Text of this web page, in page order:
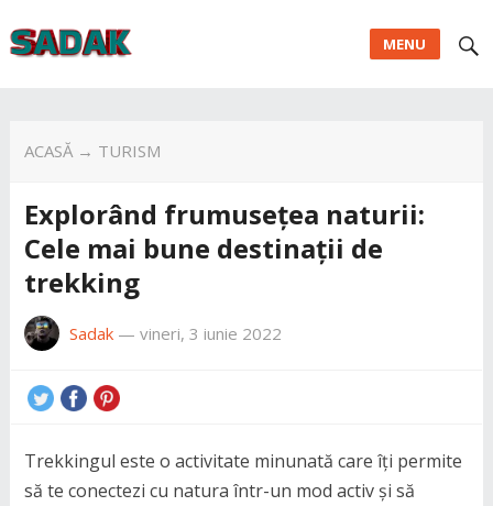
MENU
ACASĂ→ TURISM
Explorând frumusețea naturii:
Cele mai bune destinații de
trekking
Sadak— vineri, 3 iunie 2022
Trekkingul este o activitate minunată care îți permite
să te conectezi cu natura într-un mod activ și să